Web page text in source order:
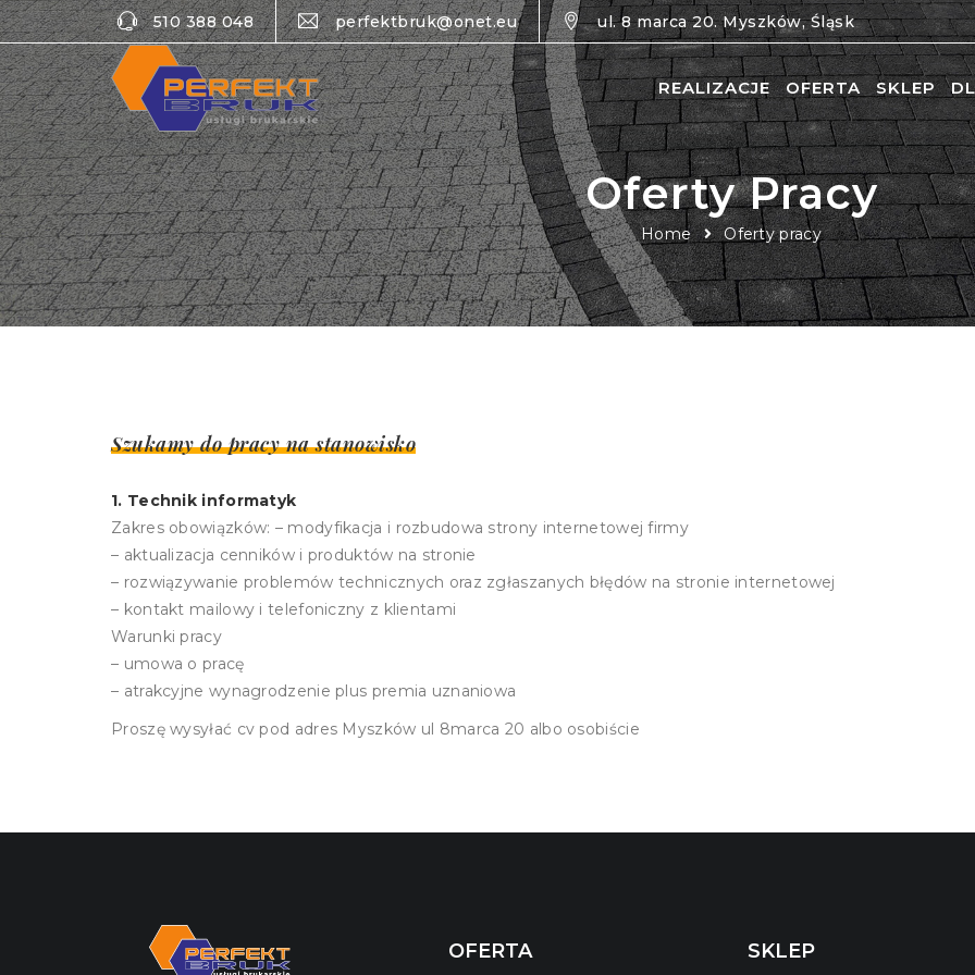
510 388 048 perfektbruk@onet.eu ul. 8 marca 20. Myszków, Śląsk
REALIZACJE OFERTA SKLEP
Oferty Pracy
Home Oferty pracy
Szukamy do pracy na stanowisko
1. Technik informatyk
Zakres obowiązków: – modyfikacja i rozbudowa strony internetowej firmy
– aktualizacja cenników i produktów na stronie
– rozwiązywanie problemów technicznych oraz zgłaszanych błędów na stronie internetowej
– kontakt mailowy i telefoniczny z klientami
Warunki pracy
– umowa o pracę
– atrakcyjne wynagrodzenie plus premia uznaniowa
Proszę wysyłać cv pod adres Myszków ul 8marca 20 albo osobiście
OFERTA SKLEP